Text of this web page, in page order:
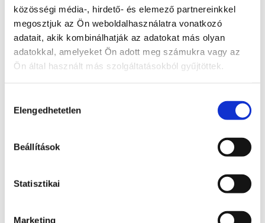
közösségi média-, hirdető- és elemező partnereinkkel
megosztjuk az Ön weboldalhasználatra vonatkozó
adatait, akik kombinálhatják az adatokat más olyan
adatokkal, amelyeket Ön adott meg számukra vagy az
Ön által használt más szolgáltatásokból gyűjtöttek.
kiválasztása
Elengedhetetlen
Beállítások
Statisztikai
Marketing
Egyedi ajándékként gyerekeknek,
természetkedvelőknek, spirituális
érdeklődésűeknek
Érdekelhetnek még…
krokodil
információ